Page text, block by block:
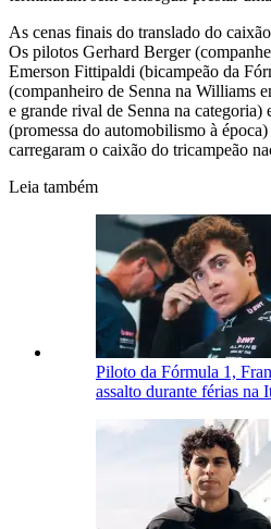
As cenas finais do translado do
Os pilotos Gerhard Berger
Emerson Fittipaldi (bicampeão da
(companheiro de Senna na Williams
e grande rival de Senna na
(promessa do automobilismo à
carregaram o caixão do tricampeão
Leia também
Piloto da Fórmula 1,
assalto durante férias na